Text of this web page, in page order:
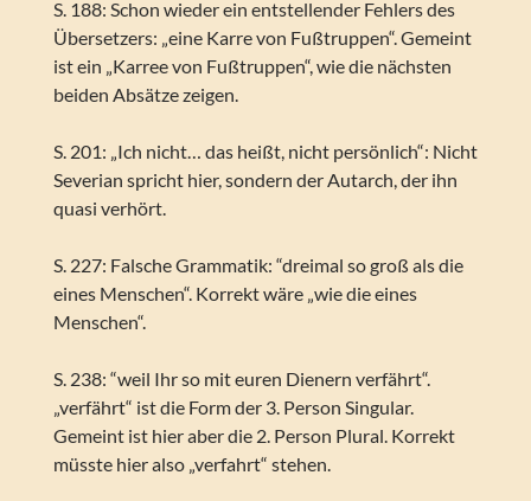
S. 188: Schon wieder ein entstellender Fehlers des
Übersetzers: „eine Karre von Fußtruppen“. Gemeint
ist ein „Karree von Fußtruppen“, wie die nächsten
beiden Absätze zeigen.
S. 201: „Ich nicht… das heißt, nicht persönlich“: Nicht
Severian spricht hier, sondern der Autarch, der ihn
quasi verhört.
S. 227: Falsche Grammatik: “dreimal so groß als die
eines Menschen“. Korrekt wäre „wie die eines
Menschen“.
S. 238: “weil Ihr so mit euren Dienern verfährt“.
„verfährt“ ist die Form der 3. Person Singular.
Gemeint ist hier aber die 2. Person Plural. Korrekt
müsste hier also „verfahrt“ stehen.